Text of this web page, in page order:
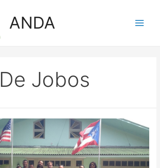
ANDA
Jobos